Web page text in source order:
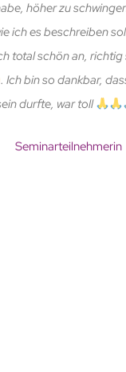
höher zu
ich es beschreiben
total schön an,
. Ich bin so dankbar,
durfte, war toll
Seminarteilnehmerin